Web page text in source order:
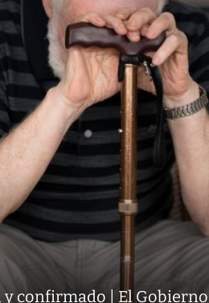
y confirmado | El Gobierno